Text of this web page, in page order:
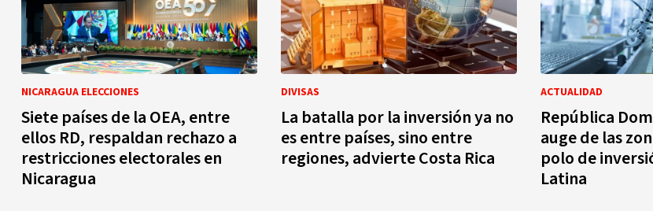
NICARAGUA ELECCIONES
Siete países de la OEA, entre
ellos RD, respaldan rechazo a
restricciones electorales en
Nicaragua
DIVISAS
La batalla por la inversión ya no
es entre países, sino entre
regiones, advierte Costa Rica
ACTUALIDAD
República
auge de las
polo de
Latina